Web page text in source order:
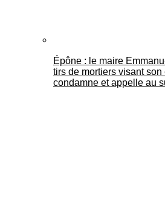
Épône : le maire
tirs de mortiers visant
condamne et appelle au